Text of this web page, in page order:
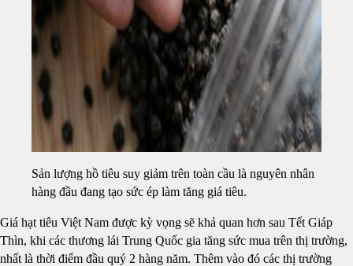
Sản lượng hồ tiêu suy giảm trên toàn cầu là nguyên nhân
hàng đầu đang tạo sức ép làm tăng giá tiêu.
Giá hạt tiêu Việt Nam được kỳ vọng sẽ khả quan hơn sau Tết Giáp
Thìn, khi các thương lái Trung Quốc gia tăng sức mua trên thị trường,
nhất là thời điểm đầu quý 2 hàng năm. Thêm vào đó các thị trường